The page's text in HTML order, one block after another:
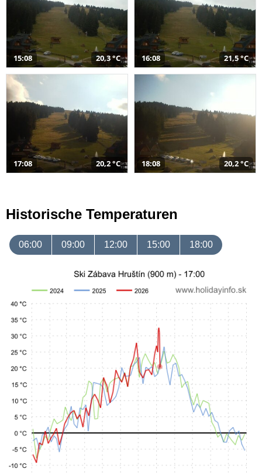
15:08 20,3 °C 16:08 21,5 °C
17:08 20,2 °C 18:08 20,2 °C
Historische Temperaturen
06:00 09:00 12:00 15:00 18:00